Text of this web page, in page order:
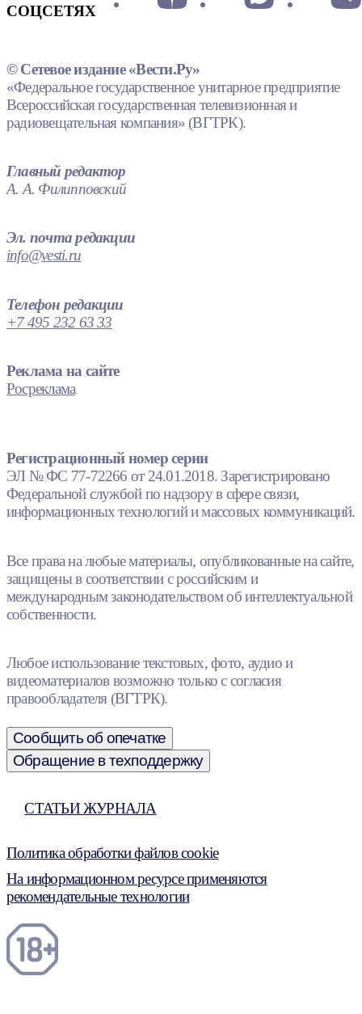
СОЦСЕТЯХ
© Сетевое издание «Вести.Ру»
«Федеральное государственное унитарное предприятие
Всероссийская государственная телевизионная и
радиовещательная компания» (ВГТРК).
Главный редактор
А. А. Филипповский
Эл. почта редакции
info@vesti.ru
Телефон редакции
+7 495 232 63 33
Реклама на сайте
Росреклама
Регистрационный номер серии
ЭЛ № ФС 77-72266 от 24.01.2018. Зарегистрировано
Федеральной службой по надзору в сфере связи,
информационных технологий и массовых коммуникаций.
Все права на любые материалы, опубликованные на сайте,
защищены в соответствии с российским и
международным законодательством об интеллектуальной
собственности.
Любое использование текстовых, фото, аудио и
видеоматериалов возможно только с согласия
правообладателя (ВГТРК).
Сообщить об опечатке
Обращение в техподдержку
СТАТЬИ ЖУРНАЛА
Политика обработки файлов cookie
На информационном ресурсе применяются
рекомендательные технологии